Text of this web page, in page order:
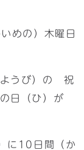
めの）木曜日
ようび）の 祝
日（ひ）が
に10日間（か